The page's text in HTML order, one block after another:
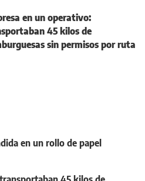
en un operativo:
45 kilos de
sin permisos por ruta
en un rollo de papel